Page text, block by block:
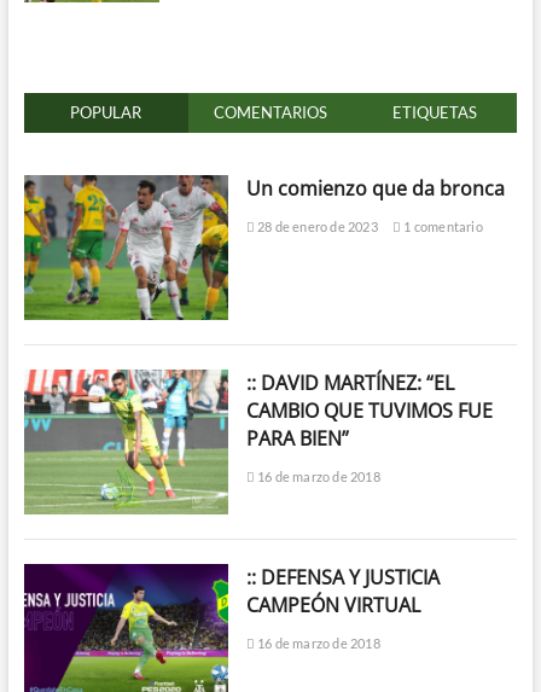
POPULAR COMENTARIOS ETIQUETAS
Un comienzo que da bronca
28 de enero de 2023 1 comentario
:: DAVID MARTÍNEZ: “EL
CAMBIO QUE TUVIMOS FUE
PARA BIEN”
16 de marzo de 2018
:: DEFENSA Y JUSTICIA
CAMPEÓN VIRTUAL
16 de marzo de 2018